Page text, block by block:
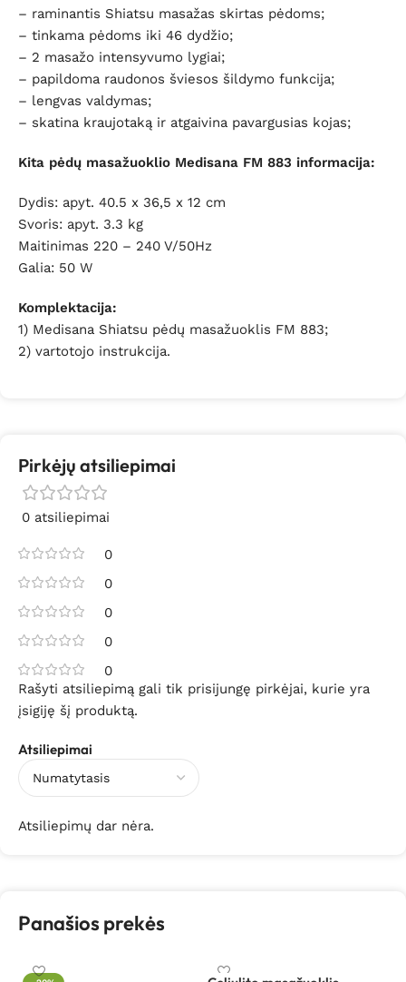
– raminantis Shiatsu masažas skirtas pėdoms;
– tinkama pėdoms iki 46 dydžio;
– 2 masažo intensyvumo lygiai;
– papildoma raudonos šviesos šildymo funkcija;
– lengvas valdymas;
– skatina kraujotaką ir atgaivina pavargusias kojas;
Kita pėdų masažuoklio Medisana FM 883 informacija:
Dydis: apyt. 40.5 x 36,5 x 12 cm
Svoris: apyt. 3.3 kg
Maitinimas 220 – 240 V/50Hz
Galia: 50 W
Komplektacija:
1) Medisana Shiatsu pėdų masažuoklis FM 883;
2) vartotojo instrukcija.
Pirkėjų atsiliepimai
0 atsiliepimai
0
0
0
0
0
Atsiliepimai
Atsiliepimų dar nėra.
Rašyti atsiliepimą gali tik prisijungę pirkėjai, kurie yra
įsigiję šį produktą.
Panašios prekės